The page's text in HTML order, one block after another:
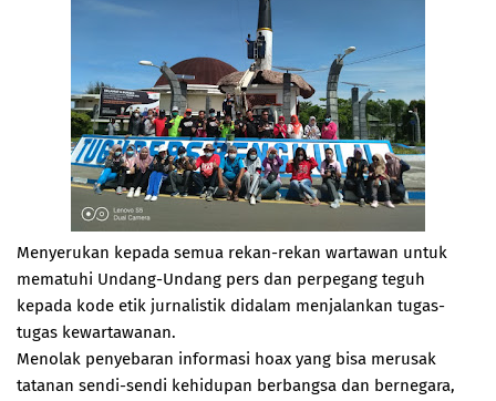
Menyerukan kepada semua rekan-rekan wartawan untuk
mematuhi Undang-Undang pers dan perpegang teguh
kepada kode etik jurnalistik didalam menjalankan tugas-
tugas kewartawanan.
Menolak penyebaran informasi hoax yang bisa merusak
tatanan sendi-sendi kehidupan berbangsa dan bernegara,